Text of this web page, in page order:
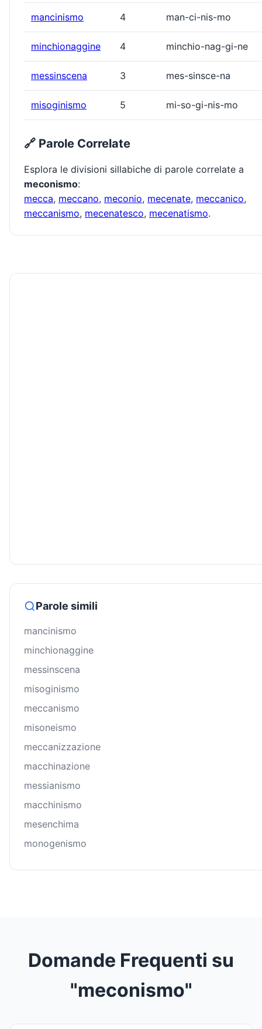
mancinismo 4 man-ci-nis-mo
minchionaggine 4 minchio-nag-gi-ne
messinscena 3 mes-sinsce-na
misoginismo 5 mi-so-gi-nis-mo
🔗 Parole Correlate
Esplora le divisioni sillabiche di parole correlate a
meconismo:
mecca, meccano, meconio, mecenate, meccanico,
meccanismo, mecenatesco, mecenatismo.
Parole simili
mancinismo
minchionaggine
messinscena
misoginismo
meccanismo
misoneismo
meccanizzazione
macchinazione
messianismo
macchinismo
mesenchima
monogenismo
Domande Frequenti su
"meconismo"